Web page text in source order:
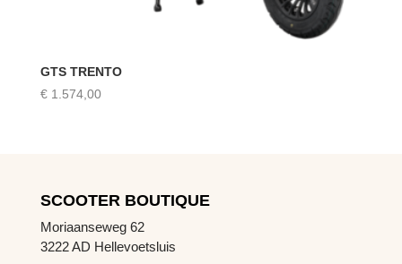
GTS TRENTO
€1.574,00
SCOOTER BOUTIQUE
Moriaanseweg 62
3222 AD Hellevoetsluis